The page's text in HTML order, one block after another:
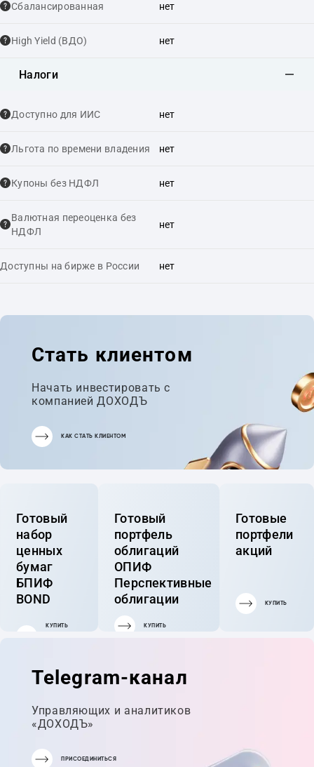
Сбалансированная нет
High Yield (ВДО) нет
Налоги
Доступно для ИИС нет
Льгота по времени владения нет
Купоны без НДФЛ нет
Валютная переоценка без
НДФЛ
нет
Доступны на бирже в России нет
Стать клиентом
Начать инвестировать с
компанией ДОХОДЪ
КАК СТАТЬ КЛИЕНТОМ
Готовый
набор
ценных
бумаг
БПИФ
BOND
КУПИТЬ
Готовый
портфель
облигаций
ОПИФ
Перспективные
облигации
КУПИТЬ
Готовые
портфели
акций
КУПИТЬ
Telegram-канал
Управляющих и аналитиков
«ДОХОДЪ»
ПРИСОЕДИНИТЬСЯ